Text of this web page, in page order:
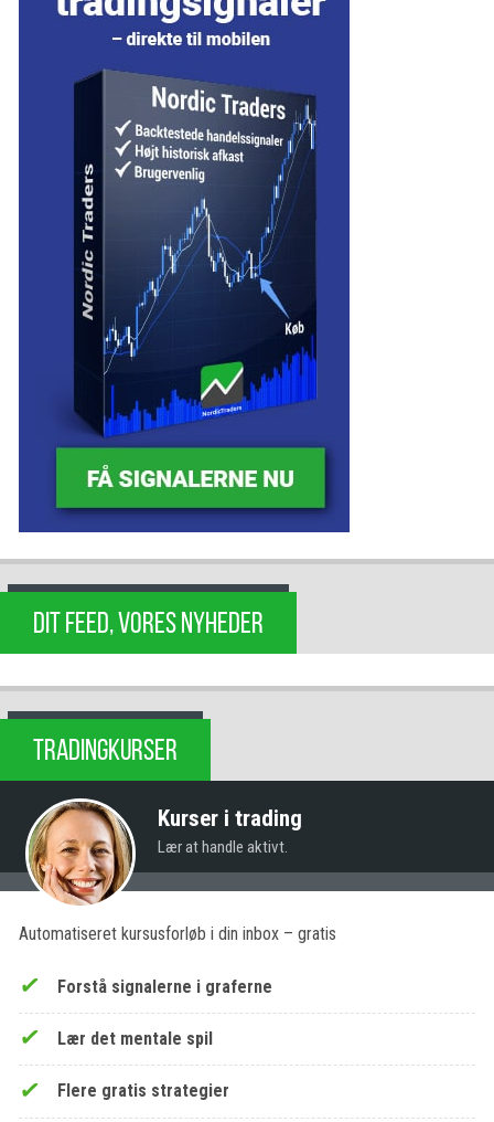
DIT FEED, VORES NYHEDER
TRADINGKURSER
Kurser i trading
Lær at handle aktivt.
Automatiseret kursusforløb i din inbox – gratis
Forstå signalerne i graferne
Lær det mentale spil
Flere gratis strategier